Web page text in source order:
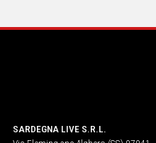
SARDEGNA LIVE S.R.L.